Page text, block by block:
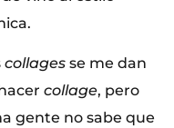
collages se me dan
collage, pero
gente no sabe que